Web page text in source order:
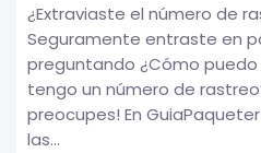
¿Extraviaste el número de
Seguramente entraste en
preguntando ¿Cómo puedo
tengo un número de
preocupes! En
las...